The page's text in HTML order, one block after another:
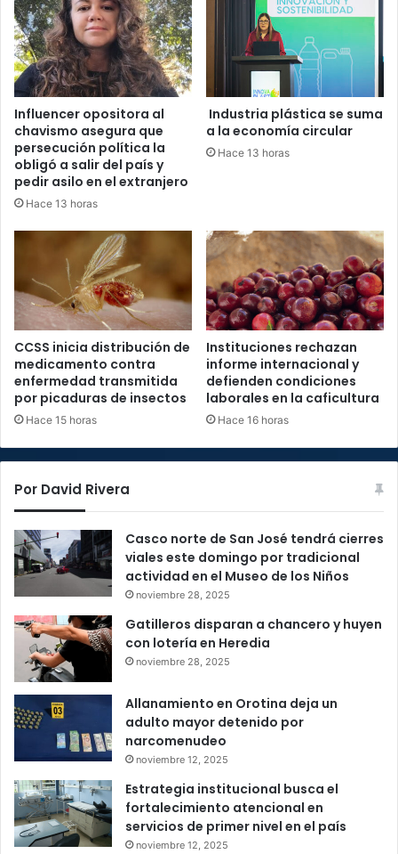
Influencer opositora al
chavismo asegura que
persecución política la
obligó a salir del país y
pedir asilo en el extranjero
Hace 13 horas
Industria plástica se suma
a la economía circular
Hace 13 horas
CCSS inicia distribución de
medicamento contra
enfermedad transmitida
por picaduras de insectos
Hace 15 horas
Instituciones rechazan
informe internacional y
defienden condiciones
laborales en la caficultura
Hace 16 horas
Por David Rivera
Casco norte de San José tendrá cierres
viales este domingo por tradicional
actividad en el Museo de los Niños
noviembre 28, 2025
Gatilleros disparan a chancero y huyen
con lotería en Heredia
noviembre 28, 2025
Allanamiento en Orotina deja un
adulto mayor detenido por
narcomenudeo
noviembre 12, 2025
Estrategia institucional busca el
fortalecimiento atencional en
servicios de primer nivel en el país
noviembre 12, 2025